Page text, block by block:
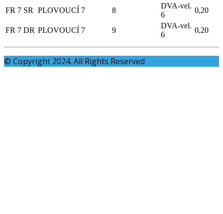
FR 7 SR PLOVOUCÍ 7 8
DVA-vel.
6
0,20
FR 7 DR PLOVOUCÍ 7 9
DVA-vel.
6
0,20
© Copyright 2024. All Rights Reserved